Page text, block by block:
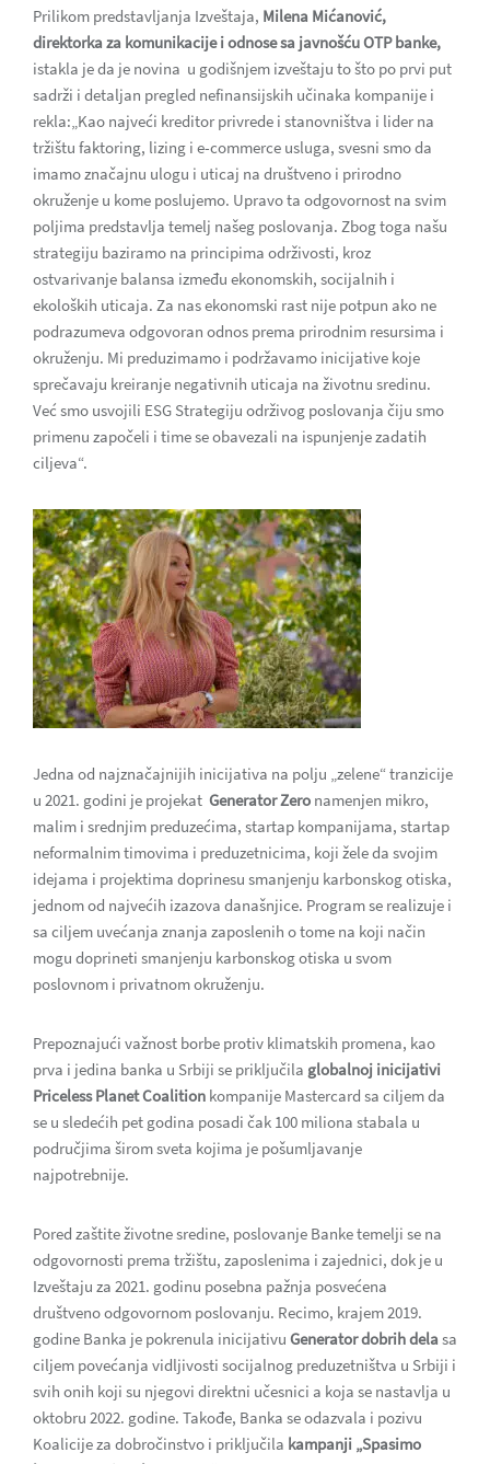
Prilikom predstavljanja Izveštaja, Milena Mićanović,
direktorka za komunikacije i odnose sa javnošću OTP banke,
istakla je da je novina u godišnjem izveštaju to što po prvi put
sadrži i detaljan pregled nefinansijskih učinaka kompanije i
rekla:„Kao najveći kreditor privrede i stanovništva i lider na
tržištu faktoring, lizing i e-commerce usluga, svesni smo da
imamo značajnu ulogu i uticaj na društveno i prirodno
okruženje u kome poslujemo. Upravo ta odgovornost na svim
poljima predstavlja temelj našeg poslovanja. Zbog toga našu
strategiju baziramo na principima održivosti, kroz
ostvarivanje balansa između ekonomskih, socijalnih i
ekoloških uticaja. Za nas ekonomski rast nije potpun ako ne
podrazumeva odgovoran odnos prema prirodnim resursima i
okruženju. Mi preduzimamo i podržavamo inicijative koje
sprečavaju kreiranje negativnih uticaja na životnu sredinu.
Već smo usvojili ESG Strategiju održivog poslovanja čiju smo
primenu započeli i time se obavezali na ispunjenje zadatih
ciljeva“.
Jedna od najznačajnijih inicijativa na polju „zelene“ tranzicije
u 2021. godini je projekat Generator Zero namenjen mikro,
malim i srednjim preduzećima, startap kompanijama, startap
neformalnim timovima i preduzetnicima, koji žele da svojim
idejama i projektima doprinesu smanjenju karbonskog otiska,
jednom od najvećih izazova današnjice. Program se realizuje i
sa ciljem uvećanja znanja zaposlenih o tome na koji način
mogu doprineti smanjenju karbonskog otiska u svom
poslovnom i privatnom okruženju.
Prepoznajući važnost borbe protiv klimatskih promena, kao
prva i jedina banka u Srbiji se priključila globalnoj inicijativi
Priceless Planet Coalition kompanije Mastercard sa ciljem da
se u sledećih pet godina posadi čak 100 miliona stabala u
područjima širom sveta kojima je pošumljavanje
najpotrebnije.
Pored zaštite životne sredine, poslovanje Banke temelji se na
odgovornosti prema tržištu, zaposlenima i zajednici, dok je u
Izveštaju za 2021. godinu posebna pažnja posvećena
društveno odgovornom poslovanju. Recimo, krajem 2019.
godine Banka je pokrenula inicijativu Generator dobrih dela sa
ciljem povećanja vidljivosti socijalnog preduzetništva u Srbiji i
svih onih koji su njegovi direktni učesnici a koja se nastavlja u
oktobru 2022. godine. Takođe, Banka se odazvala i pozivu
Koalicije za dobročinstvo i priključila kampanji „Spasimo